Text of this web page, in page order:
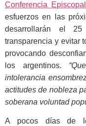
Conferencia
esfuerzos en las
desarrollarán el 25
transparencia y evitar
provocando
los argentinos.
intolerancia
actitudes de nobleza
soberana voluntad
A pocos días de